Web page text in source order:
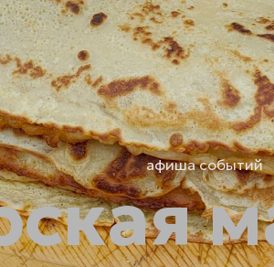
афиша событий